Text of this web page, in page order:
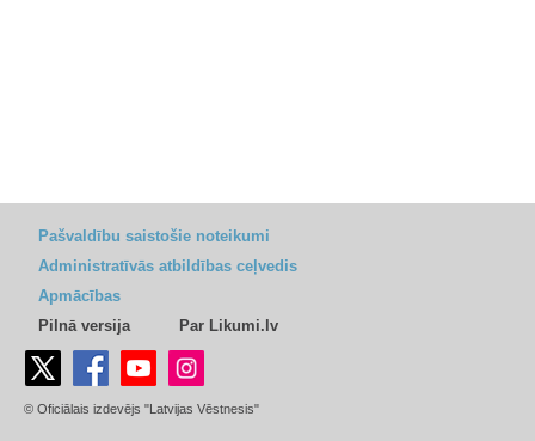
Pašvaldību saistošie noteikumi
Administratīvās atbildības ceļvedis
Apmācības
Pilnā versija
Par Likumi.lv
© Oficiālais izdevējs "Latvijas Vēstnesis"